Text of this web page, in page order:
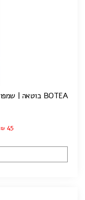
BOTEA בוטאה | שמפו אקטיב לחיזוק שורשי השיער | 300 מ"ל
₪ 45